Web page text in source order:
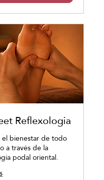
Reflexologia
el bienestar de todo
a través de la
podal oriental.